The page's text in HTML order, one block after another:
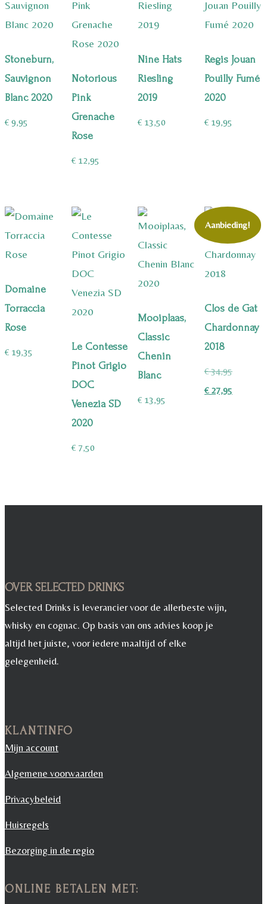
Stoneburn,
Sauvignon
Blanc 2020
€ 9,95
Notorious
Pink
Grenache
Rose
€12,95
Nine Hats
Riesling
2019
€ 13,50
Regis Jouan
Pouilly Fumé
2020
€19,95
Domaine
Torraccia
Rose
€ 19,35
Le Contesse
Pinot Grigio
DOC
Venezia SD
2020
€7,50
Mooiplaas,
Classic
Chenin
Blanc
€ 13,95
Aanbieding!
Clos de Gat
Chardonnay
2018
€34,95
prijs
€27,95Huidige
OVER SELECTED DRINKS
Selected Drinks is leverancier voor de allerbeste wijn,
whisky en cognac. Op basis van ons advies koop je
altijd het juiste, voor iedere maaltijd of elke
gelegenheid.
KLANTINFO
Mijn account
Algemene voorwaarden
Privacybeleid
Huisregels
Bezorging in de regio
ONLINE BETALEN MET: